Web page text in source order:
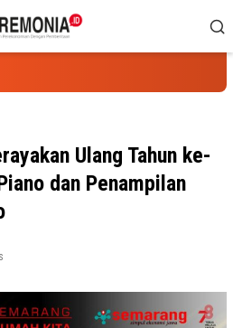
Ulang Tahun ke-
dan Penampilan